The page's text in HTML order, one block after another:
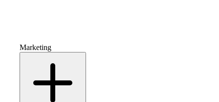
Marketing